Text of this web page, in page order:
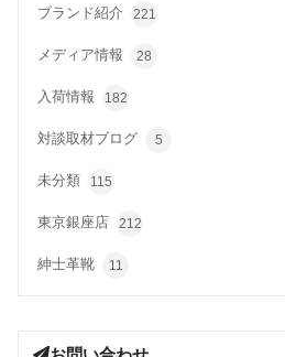
ブランド紹介 221
メディア情報 28
入荷情報 182
対談取材ブログ 5
未分類 115
東京銀座店 212
紳士革靴 11